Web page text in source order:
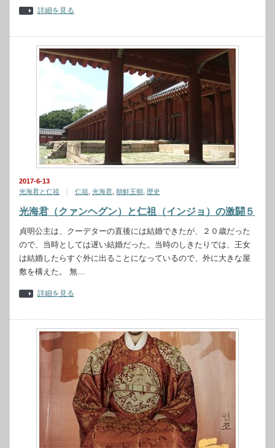
詳細を見る
2017-6-13
光海君と仁祖
仁祖 光海君 朝鮮王朝 歴史
光海君（クァンヘグン）と仁祖（インジョ）の激闘５
貞明公主は、クーデターの直後には結婚できたが、２０歳だった
ので、当時としては遅い結婚だった。当時のしきたりでは、王女
は結婚したらすぐ外に出ることになっているので、外に大きな屋
敷を構えた。 無…
詳細を見る